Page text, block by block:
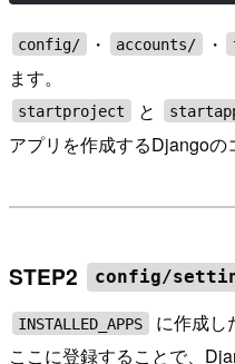
config/ ・ accounts/ ・
ます。
startproject と
アプリを作成するDjangoの
STEP2 config/
INSTALLED_APPS
に作成し
ここに登録することで、